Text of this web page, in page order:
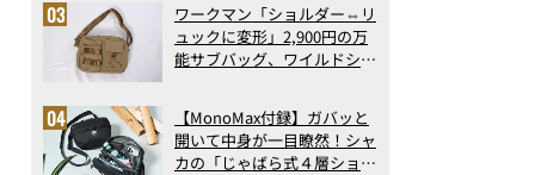
アの実力
ワークマン「ショルダー⇔リ
ュックに変形」2,900円の万
能サブバッグ、ワイルドシン
記事ランキングベスト3】
（2026年6月版）
【MonoMax付録】ガバッと
開いて中身が一目瞭然！シャ
カの「じゃばら式４層ショル